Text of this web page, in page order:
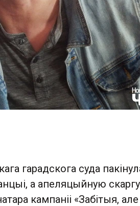
гарадскога суда
а апеляцыйную скаргу
кампаніі «Забітыя,